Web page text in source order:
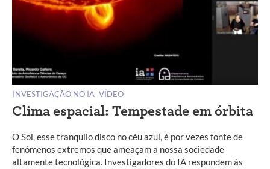
INVESTIGAÇÃO NO IA VÍDEO
Clima espacial: Tempestade em órbita
O Sol, esse tranquilo disco no céu azul, é por vezes fonte de
fenómenos extremos que ameaçam a nossa sociedade
altamente tecnológica. Investigadores do IA respondem às